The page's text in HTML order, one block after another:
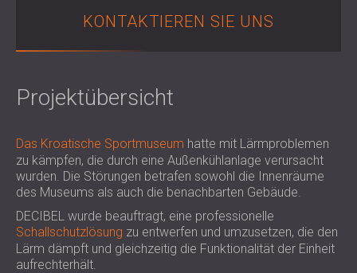
SCHALLSCHUTZ UND AKUSTIK FÜR
HALLEN
SCHALLDÄMMUNG UND
EINZELHANDELSFLÄCHEN
SCHALLSCHUTZ UND AKUSTIK FÜR
BILDUNGSEINRICHTUNGEN
SCHALLSCHUTZ UND AKUSTIK FÜR
GESUNDHEITSEINRICHTUNGE
SCHALLSCHUTZ UND
AKUSTIKLÖSUNGEN FÜR DEN
AUDIOLOGIEBEREICH
SCHALLDÄMMUNG UND
POLAND (PL)
РОССИЯ (RU)
SOUTH AFRICA (ZA)
KONTAKTIEREN SIE UNS
Projektübersicht
Das Kroatische Sportmuseum hatte mit Lärmproblemen
zu kämpfen, die durch eine Außenkühlanlage verursacht
wurden. Die Störungen betrafen sowohl die Innenräume
des Museums als auch die benachbarten Gebäude.
DECIBEL wurde beauftragt, eine professionelle
Schallschutzlösung zu entwerfen und umzusetzen, die den
Lärm dämpft und gleichzeitig die Funktionalität der Einheit
aufrechterhält.